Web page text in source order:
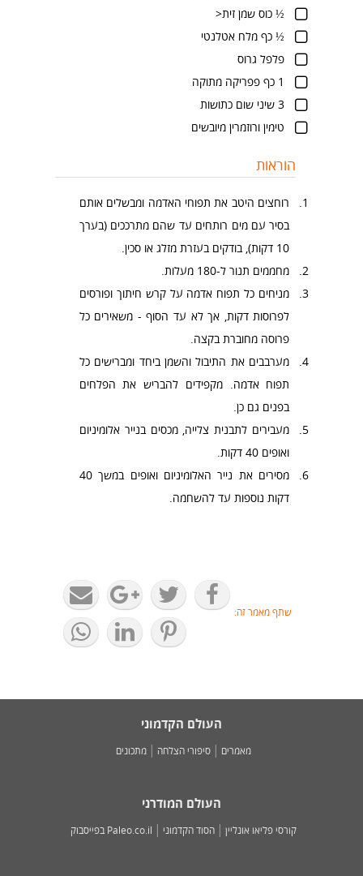
½ כוס שמן זית<
½ כף מלח אטלנטי
פלפל גרוס
1 כף פפריקה מתוקה
3 שיני שום כתושות
טימין ורוזמרין מיובשים
הוראות
רוחצים היטב את תפוחי האדמה ומבשלים אותם
בסיר עם מים רותחים עד שהם מתרככים (בערך
10 דקות), בודקים בעזרת מזלג או סכין.
מחממים תנור ל-180 מעלות.
מניחים כל תפוח אדמה על קרש חיתוך ופורסים
לפרוסות דקות, אך לא עד הסוף - משאירים כל
פרוסה מחוברת בקצה.
מערבבים את התיבול והשמן ביחד ומברישים כל
תפוח אדמה. מקפידים להבריש את הפלחים
בפנים גם כן.
מעבירים לתבנית צלייה, מכסים בנייר אלומיניום
ואופים 40 דקות.
מסירים את נייר האלומיניום ואופים במשך 40
דקות נוספות עד להשחמה.
שתף מאמר זה:
העולם הקדמוני
מאמרים סיפורי הצלחה מתכונים
העולם המודרני
קורסי פליאו אונליין הסוד הקדמוני Paleo.co.il בפייסבוק